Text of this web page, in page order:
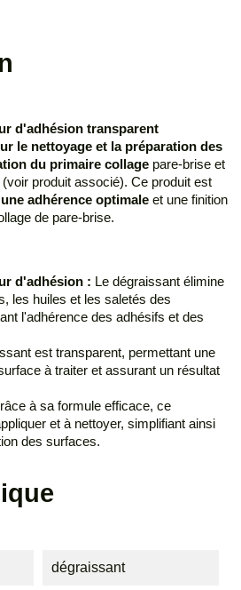
d'adhésion transparent
le nettoyage et la préparation des
du primaire collage pare-brise et
produit associé). Ce produit est
adhérence optimale et une finition
de pare-brise.
d'adhésion : Le dégraissant élimine
les huiles et les saletés des
l'adhérence des adhésifs et des
est transparent, permettant une
à traiter et assurant un résultat
à sa formule efficace, ce
et à nettoyer, simplifiant ainsi
des surfaces.
dégraissant